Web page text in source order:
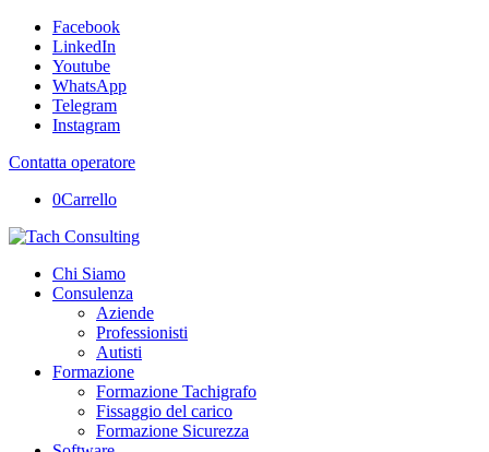
Facebook
LinkedIn
Youtube
WhatsApp
Telegram
Instagram
Contatta operatore
0Carrello
Chi Siamo
Consulenza
Aziende
Professionisti
Autisti
Formazione
Formazione Tachigrafo
Fissaggio del carico
Formazione Sicurezza